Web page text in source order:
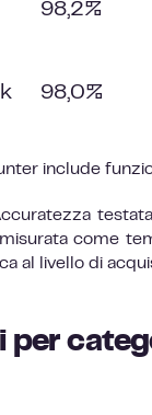
98,2%
98,0%
include
come
al livello di
per